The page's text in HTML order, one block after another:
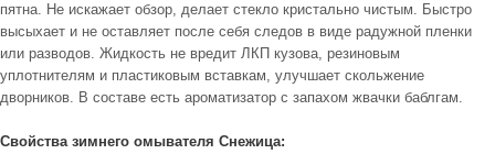
пятна. Не искажает обзор, делает стекло кристально чистым. Быстро
высыхает и не оставляет после себя следов в виде радужной пленки
или разводов. Жидкость не вредит ЛКП кузова, резиновым
уплотнителям и пластиковым вставкам, улучшает скольжение
дворников. В составе есть ароматизатор с запахом жвачки баблгам.
Свойства зимнего омывателя Снежица: